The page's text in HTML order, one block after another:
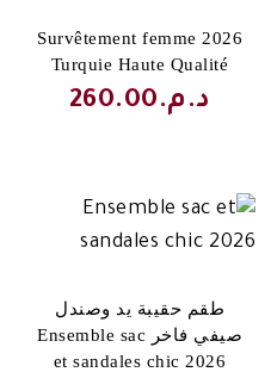
2026 Survêtement femme
Turquie Haute Qualité
د.م.260.00
طقم حقيبة يد وصندل
صيفي فاخر Ensemble sac
et sandales chic 2026